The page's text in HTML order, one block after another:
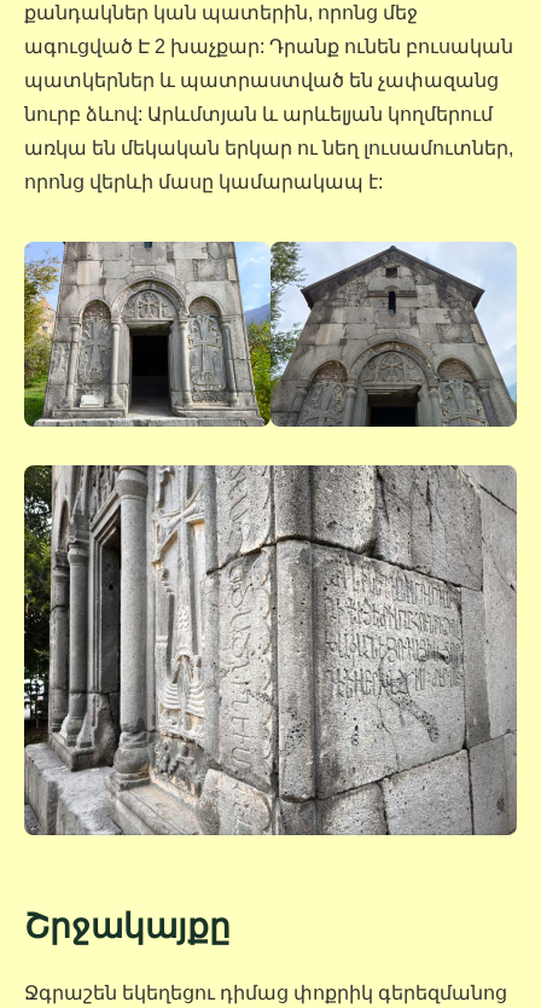
քանդակներ կան պատերին, որոնց մեջ
ագուցված Է 2 խաչքար: Դրանք ունեն բուսական
պատկերներ և պատրաստված են չափազանց
նուրբ ձևով: Արևմտյան և արևելյան կողմերում
առկա են մեկական երկար ու նեղ լուսամուտներ,
որոնց վերևի մասը կամարակապ է:
Շրջակայքը
Ջգրաշեն եկեղեցու դիմաց փոքրիկ գերեզմանոց